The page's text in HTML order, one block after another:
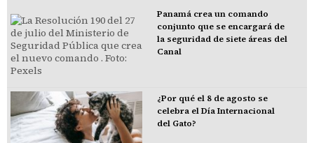
Panamá crea un comando
conjunto que se encargará de
la seguridad de siete áreas del
Canal
¿Por qué el 8 de agosto se
celebra el Día Internacional
del Gato?